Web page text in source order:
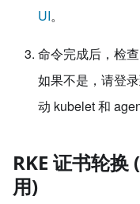
UI。
命令完成后，检查
如果不是，请登
动 kubelet 和
RKE 证书轮
用)